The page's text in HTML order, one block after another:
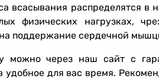
всасывания распределятся
физических нагрузках,
поддержание сердечной
можно через наш сайт с
удобное для вас время.